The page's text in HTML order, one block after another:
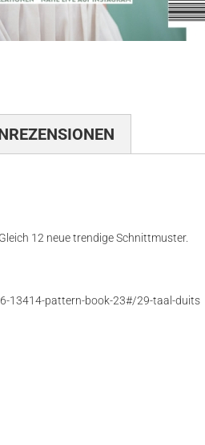
12 neue trendige Schnittmuster.
13414-pattern-book-23#/29-taal-duits